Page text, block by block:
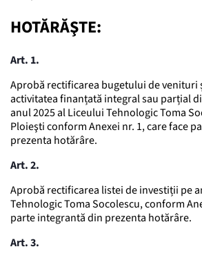
HOTĂRĂŞTE:
Art. 1.
Aprobă rectificarea bugetului de
activitatea finanțată integral sau parțial
anul 2025 al Liceului Tehnologic Toma
Ploieşti conform Anexei nr. 1, care face
prezenta hotărâre.
Art. 2.
Aprobă rectificarea listei de investiții pe
Tehnologic Toma Socolescu, conform
parte integrantă din prezenta hotărâre.
Art. 3.